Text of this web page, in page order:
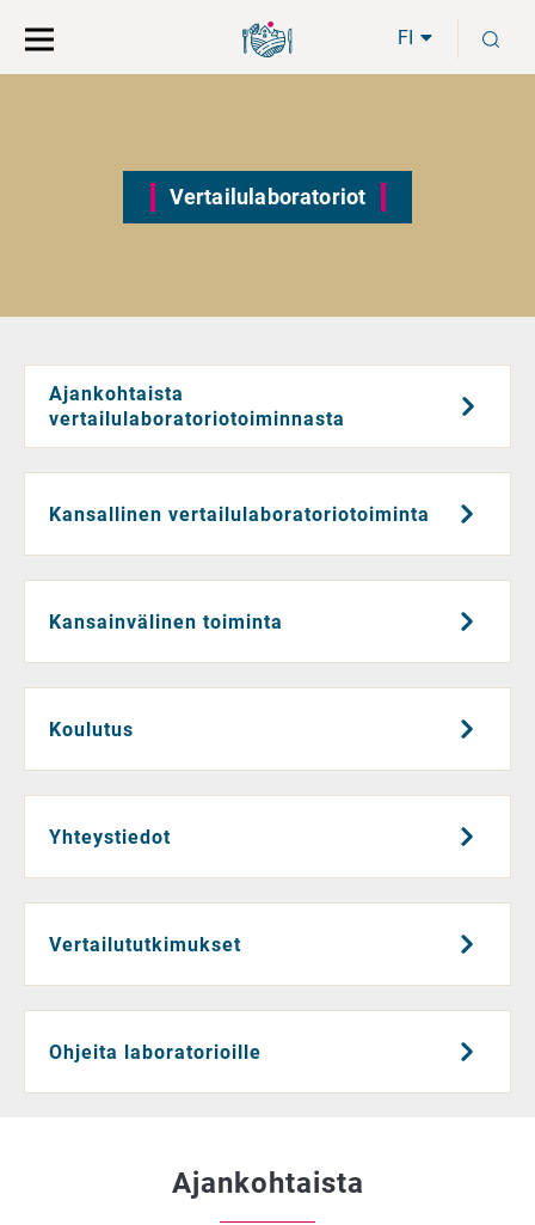
suoraan
sisältöön
koko
sivuston
FI
Vertailulaboratoriot
Ajankohtaista
vertailulaboratoriotoiminnasta
Kansallinen vertailulaboratoriotoiminta
Kansainvälinen toiminta
Koulutus
Yhteystiedot
Vertailututkimukset
Ohjeita laboratorioille
Ajankohtaista